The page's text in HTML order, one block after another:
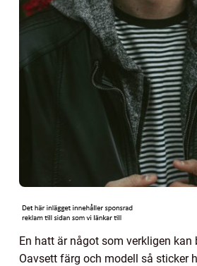
En hatt är något som verkligen
Oavsett färg och modell så sticker